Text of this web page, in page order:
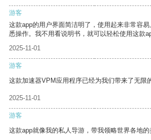
游客
这款app的用户界面简洁明了，使用起来非常容
悉操作。我不用看说明书，就可以轻松使用这款
2025-11-01
游客
这款加速器VPM应用程序已经为我们带来了无限
2025-11-01
游客
这款app就像我的私人导游，带我领略世界各地的